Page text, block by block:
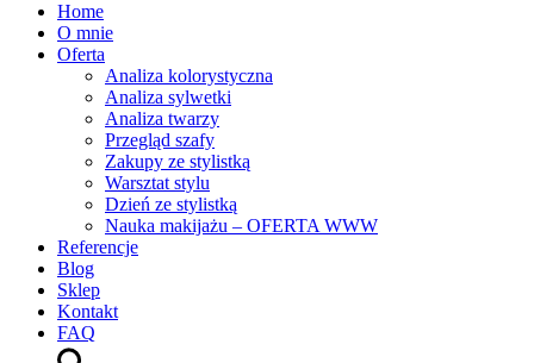
Home
O mnie
Oferta
Analiza kolorystyczna
Analiza sylwetki
Analiza twarzy
Przegląd szafy
Zakupy ze stylistką
Warsztat stylu
Dzień ze stylistką
Nauka makijażu – OFERTA WWW
Referencje
Blog
Sklep
Kontakt
FAQ